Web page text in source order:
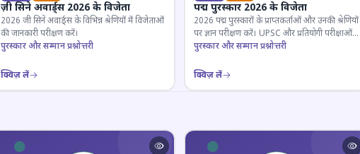
ज़ी सिने अवार्ड्स 2026 के विजेता
2026 जी सिने अवार्ड्स के विभिन्न श्रेणियों में विजेताओं
की जानकारी परीक्षण करें।
पुरस्कार और सम्मान प्रश्नोत्तरी
क्विज़ लें
पद्म पुरस्कार 2026 के विजेता
2026 पद्म पुरस्कारों के प्राप्तकर्ताओं और उनकी श्रेणियों
पर ज्ञान परीक्षण करें। UPSC और प्रतियोगी परीक्षाओं
के लिए महत्वपूर्ण।
पुरस्कार और सम्मान प्रश्नोत्तरी
क्विज़ लें